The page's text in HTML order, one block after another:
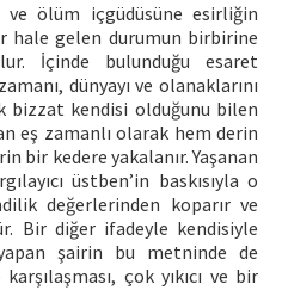
ve ölüm içgüdüsüne esirliğin
hale gelen durumun birbirine
İçinde bulunduğu esaret
dünyayı ve olanaklarını
bizzat kendisi olduğunu bilen
eş zamanlı olarak hem derin
bir kedere yakalanır. Yaşanan
üstben’in baskısıyla o
değerlerinden koparır ve
Bir diğer ifadeyle kendisiyle
şairin bu metninde de
çok yıkıcı ve bir